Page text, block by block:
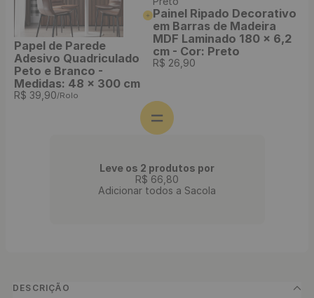
Papel de Parede
Adesivo Quadriculado
Peto e Branco -
Medidas: 48 x 300 cm
R$ 39 90/Rolo
Painel Ripado Decorativo
em Barras de Madeira
MDF Laminado 180 x 6,2
cm - Cor: Preto
R$ 26 90
Leve os 2 produtos por
R$ 66 80
Adicionar todos a Sacola
DESCRIÇÃO